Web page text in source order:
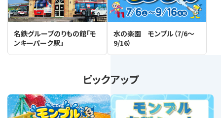
名鉄グループのりもの館「モ
ンキーパーク駅」
水の楽園 モンプル（7/6～
9/16）
ピックアップ